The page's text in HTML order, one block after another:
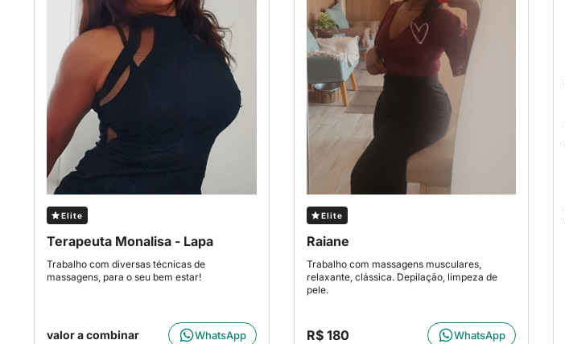
Elite
Terapeuta Monalisa - Lapa
Trabalho com diversas técnicas de
massagens, para o seu bem estar!
valor a combinar WhatsApp
Elite
Raiane
Trabalho com massagens musculares,
relaxante, clássica. Depilação, limpeza de
pele.
R$ 180 WhatsApp